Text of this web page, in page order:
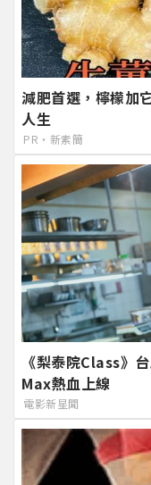
減肥首選，檸檬加
人生
PR・新素簡
《梨泰院Class》
Max熱血上線
電影新星聞